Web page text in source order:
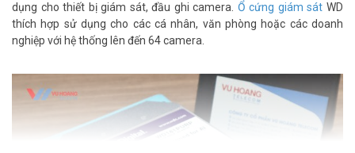
dụng cho thiết bị giám sát, đầu ghi camera. Ổ cứng giám sát WD
thích hợp sử dụng cho các cá nhân, văn phòng hoặc các doanh
nghiệp với hệ thống lên đến 64 camera.